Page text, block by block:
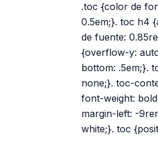
.toc {color de
0.5em;}. toc h4
de fuente:
{overflow-y:
bottom: .5em;}.
none;}. toc-
font-weight:
margin-left: -
white;}. toc